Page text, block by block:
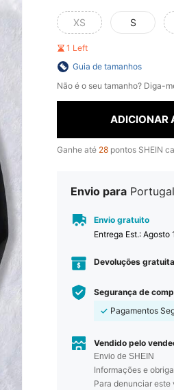
XS S
1 Left
Guia de tamanhos
Não é o seu tamanho? Diga-
ADICIONAR
Ganhe até 28 pontos SHEIN
Envio para Portugal
Envio gratuito
Entrega Est.: Agosto
Devoluções
Segurança de
Pagamentos
Vendido pelo
Envio de SHEIN
Informações e
Para denunciar